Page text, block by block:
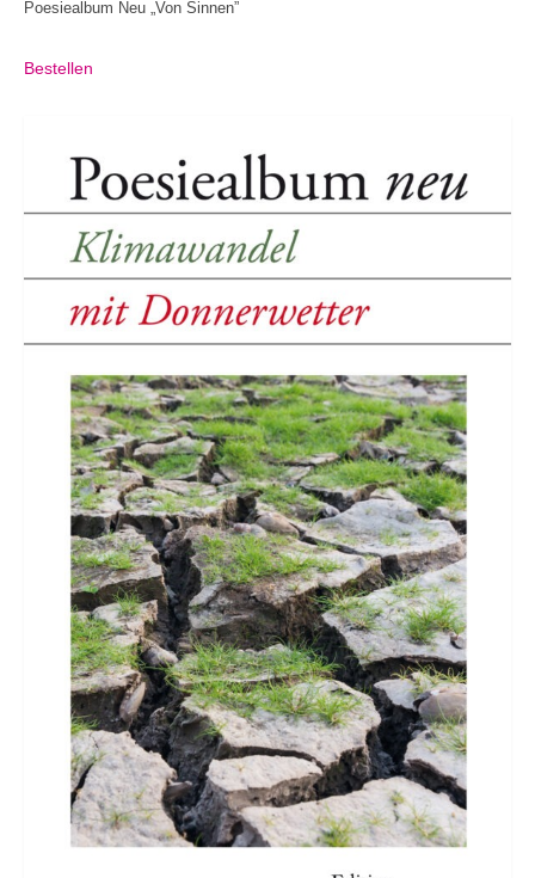
Poesiealbum Neu „Von Sinnen”
Bestellen